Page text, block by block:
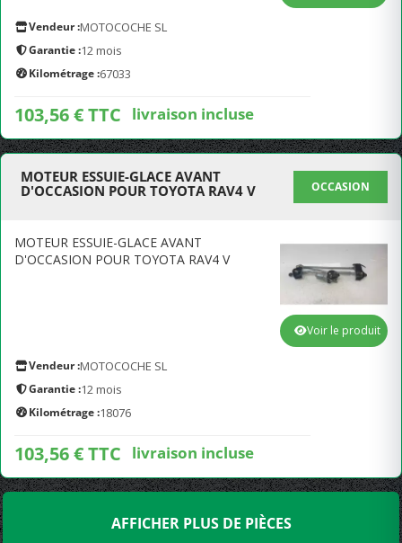
Vendeur :MOTOCOCHE SL
Garantie :12 mois
Kilométrage :67033
103,56 € TTC livraison incluse
MOTEUR ESSUIE-GLACE AVANT
D'OCCASION POUR TOYOTA RAV4 V
OCCASION
MOTEUR ESSUIE-GLACE AVANT
D'OCCASION POUR TOYOTA RAV4 V
Vendeur :MOTOCOCHE SL
Garantie :12 mois
Kilométrage :18076
103,56 € TTC livraison incluse
Voir le produit
AFFICHER PLUS DE PIÈCES